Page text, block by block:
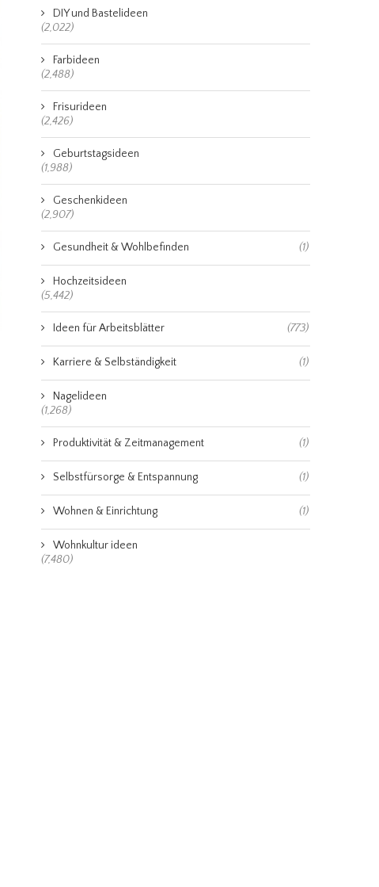
DIY und Bastelideen
(2,022)
Farbideen
(2,488)
Frisurideen
(2,426)
Geburtstagsideen
(1,988)
Geschenkideen
(2,907)
Gesundheit & Wohlbefinden (1)
Hochzeitsideen
(5,442)
Ideen für Arbeitsblätter (773)
Karriere & Selbständigkeit (1)
Nagelideen
(1,268)
Produktivität & Zeitmanagement (1)
Selbstfürsorge & Entspannung (1)
Wohnen & Einrichtung (1)
Wohnkultur ideen
(7,480)